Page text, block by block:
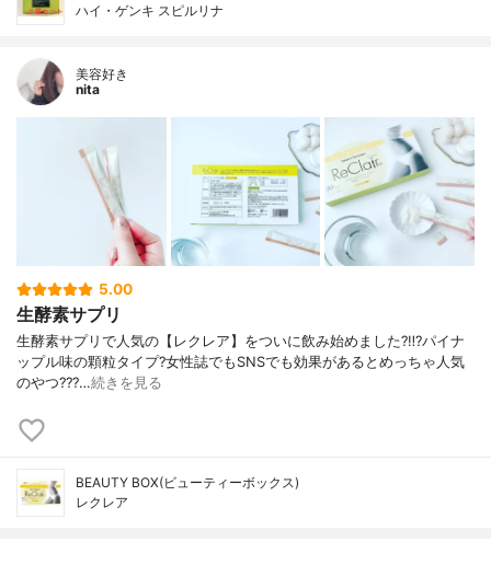
ハイ・ゲンキ スピルリナ
美容好き
nita
5.00
生酵素サプリ
生酵素サプリで人気の【レクレア】をついに 飲み始めました?‼︎? パイナ
ップル味の顆粒タイプ? 女性誌でもSNSでも 効果があるとめっちゃ人気
のやつ??? …続きを見る
BEAUTY BOX(ビューティーボックス)
レクレア